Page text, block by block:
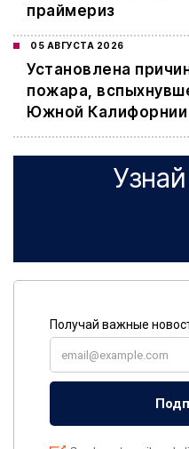
праймериз
05 АВГУСТА 2026
Установлена
пожара,
Южной Калифорнии